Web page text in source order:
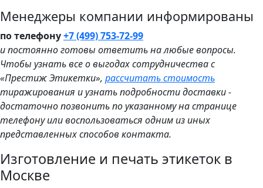
Менеджеры компании информированы
по телефону+7 (499) 753-72-99
и постоянно готовы ответить на любые вопросы.
Чтобы узнать все о выгодах сотрудничества с
«Престиж Этикетки», рассчитать стоимость
тиражирования и узнать подробности доставки -
достаточно позвонить по указанному на странице
телефону или воспользоваться одним из иных
представленных способов контакта.
Изготовление и печать этикеток в
Москве